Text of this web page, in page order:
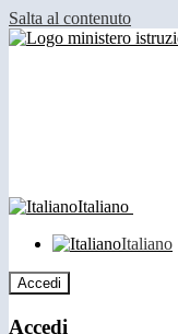
Salta al contenuto
Italiano
Italiano
Accedi
Accedi